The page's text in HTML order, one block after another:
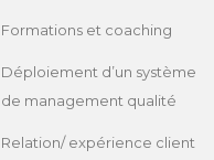
Formations et coaching
Déploiement d’un système
de management qualité
Relation/ expérience client